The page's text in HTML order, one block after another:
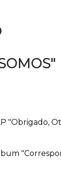
"Obrigado,